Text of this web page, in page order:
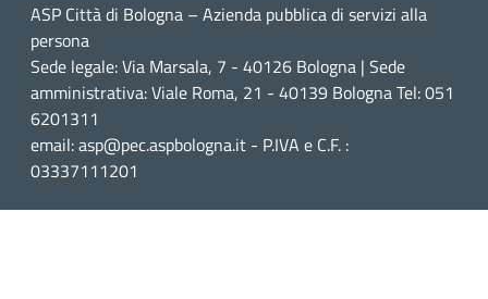
ASP Città di Bologna – Azienda pubblica di servizi alla
persona
Sede legale: Via Marsala, 7 - 40126 Bologna | Sede
amministrativa: Viale Roma, 21 - 40139 Bologna Tel: 051
6201311
email: asp@pec.aspbologna.it - P.IVA e C.F. :
03337111201